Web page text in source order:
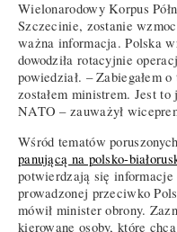
Wielonarodowy Korpus
Szczecinie, zostanie
ważna informacja. Polska
dowodziła rotacyjnie
powiedział. – Zabiegałem
zostałem ministrem. Jest
NATO – zauważył
Wśród tematów
panującą na polsko-
potwierdzają się
prowadzonej przeciwko
mówił minister obrony.
kierowane osoby, które